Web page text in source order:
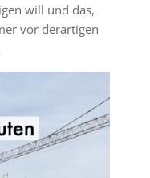
will und das,
vor derartigen